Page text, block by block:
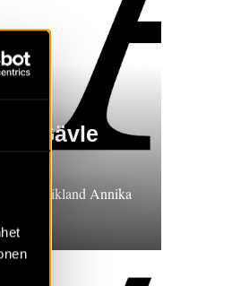
Gävle
Gästrikland Annika